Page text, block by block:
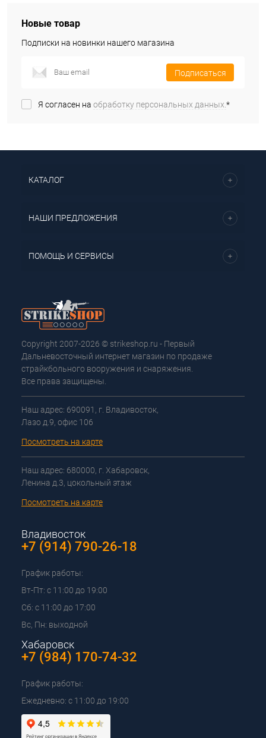
Новые товар
Подписки на новинки нашего магазина
Подписаться
Я согласен на обработку персональных данных.*
КАТАЛОГ
НАШИ ПРЕДЛОЖЕНИЯ
ПОМОЩЬ И СЕРВИСЫ
Copyright 2007-2026 © strikeshop.ru - Первый
Дальневосточный интернет магазин по продаже
страйкбольного вооружения и снаряжения.
Все права защищены.
Наш адрес: 690091, г. Владивосток,
Лазо д.9, офис 106
Посмотреть на карте
Наш адрес: 680000, г. Хабаровск,
Ленина д.3, цокольный этаж
Посмотреть на карте
Владивосток
+7 (914) 790-26-18
График работы:
Вт-Пт: с 11:00 до 19:00
Сб: с 11:00 до 17:00
Вс, Пн: выходной
Хабаровск
+7 (984) 170-74-32
График работы:
Ежедневно: с 11:00 до 19:00